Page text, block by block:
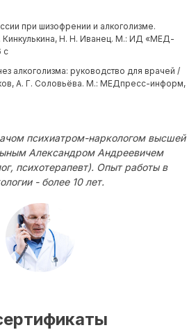
при шизофрении и алкоголизме.
Кинкулькина, Н. Н. Иванец. М.: ИД «МЕД-
с
алкоголизма: руководство для врачей /
А. Г. Соловьёва. М.: МЕДпресс-информ,
психиатром-наркологом высшей
Александром Андреевичем
психотерапевт). Опыт работы в
- более 10 лет.